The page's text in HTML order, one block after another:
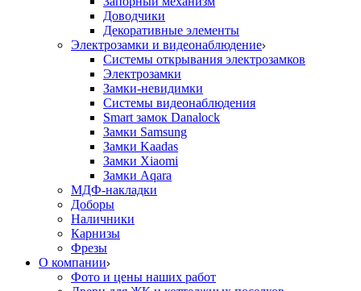
Доводчики
Декоративные элементы
Электрозамки и видеонаблюдение
Системы открывания электрозамков
Электрозамки
Замки-невидимки
Системы видеонаблюдения
Smart замок Danalock
Замки Samsung
Замки Kaadas
Замки Xiaomi
Замки Aqara
МДФ-накладки
Доборы
Наличники
Карнизы
Фрезы
О компании
Фото и цены наших работ